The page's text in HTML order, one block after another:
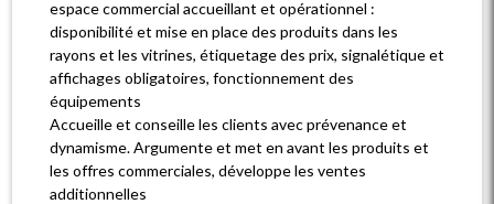
espace commercial accueillant et opérationnel :
disponibilité et mise en place des produits dans les
rayons et les vitrines, étiquetage des prix, signalétique et
affichages obligatoires, fonctionnement des
équipements
Accueille et conseille les clients avec prévenance et
dynamisme. Argumente et met en avant les produits et
les offres commerciales, développe les ventes
additionnelles